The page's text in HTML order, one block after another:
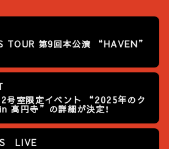
TOUR 第9回本公演 “HAVEN”
号室限定イベント “2025年のク
高円寺”の詳細が決定！
LIVE